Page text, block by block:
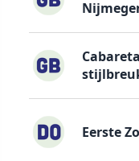
Eerste